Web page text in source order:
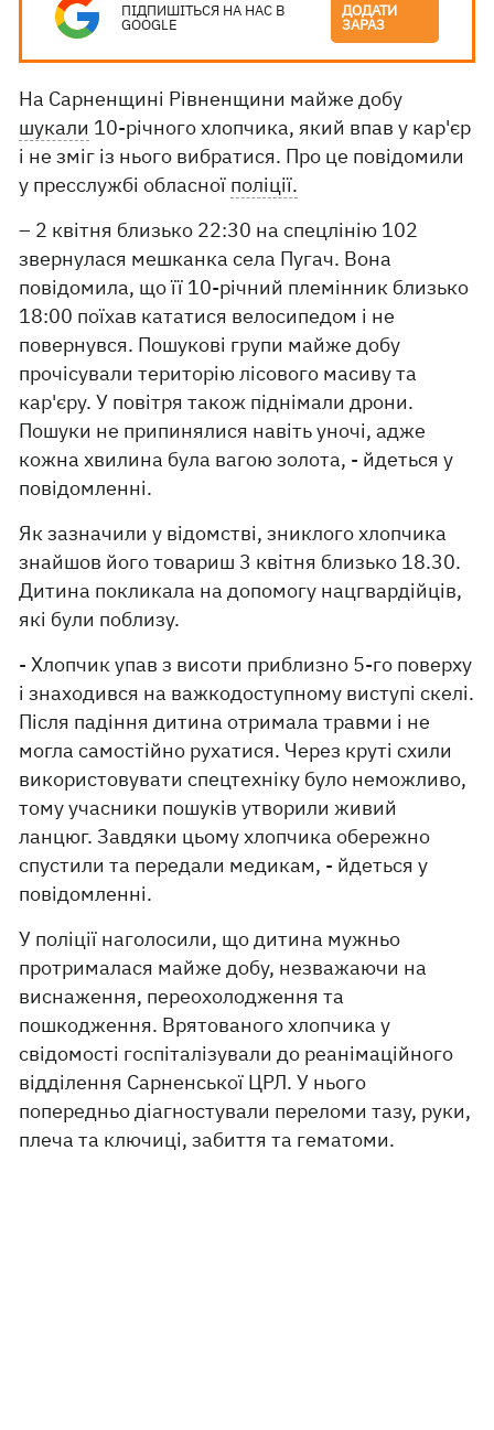
ПІДПИШІТЬСЯ НА НАС В
GOOGLE
ДОДАТИ
ЗАРАЗ
На Сарненщині Рівненщини майже добу
шукали 10-річного хлопчика, який впав у кар'єр
і не зміг із нього вибратися. Про це повідомили
у пресслужбі обласної поліції.
– 2 квітня близько 22:30 на спецлінію 102
звернулася мешканка села Пугач. Вона
повідомила, що її 10-річний племінник близько
18:00 поїхав кататися велосипедом і не
повернувся. Пошукові групи майже добу
прочісували територію лісового масиву та
кар'єру. У повітря також піднімали дрони.
Пошуки не припинялися навіть уночі, адже
кожна хвилина була вагою золота, - йдеться у
повідомленні.
Як зазначили у відомстві, зниклого хлопчика
знайшов його товариш 3 квітня близько 18.30.
Дитина покликала на допомогу нацгвардійців,
які були поблизу.
- Хлопчик упав з висоти приблизно 5-го поверху
і знаходився на важкодоступному виступі скелі.
Після падіння дитина отримала травми і не
могла самостійно рухатися. Через круті схили
використовувати спецтехніку було неможливо,
тому учасники пошуків утворили живий
ланцюг. Завдяки цьому хлопчика обережно
спустили та передали медикам, - йдеться у
повідомленні.
У поліції наголосили, що дитина мужньо
протрималася майже добу, незважаючи на
виснаження, переохолодження та
пошкодження. Врятованого хлопчика у
свідомості госпіталізували до реанімаційного
відділення Сарненської ЦРЛ. У нього
попередньо діагностували переломи тазу, руки,
плеча та ключиці, забиття та гематоми.